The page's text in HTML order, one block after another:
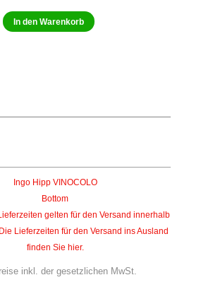
In den Warenkorb
Ingo Hipp VINOCOLO
Bottom
gelten für den Versand innerhalb
Lieferzeiten für den Versand ins Ausland
finden Sie hier.
inkl. der gesetzlichen MwSt.